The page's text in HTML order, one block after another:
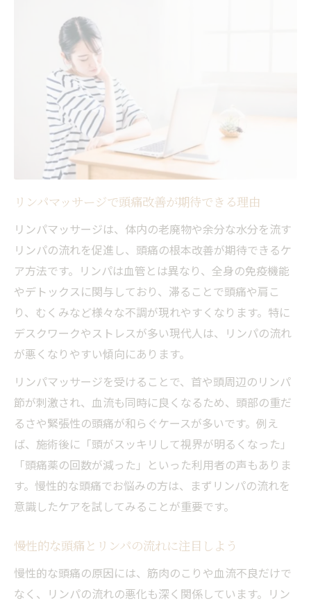
リンパの流れが悪いと現れる症状と改善策
リンパマッサージでむくみや頭痛の症状を
緩和
リンパの流れが悪い時の体調変化とは
頭痛やゴリゴリ感を感じたらケアのサイン
リンパの詰まりによる不調を見逃さない方
法
丸の内でできるリンパ流れ改善習慣を紹介
体のどこにある？リンパと頭痛の深い関係
リンパは体のどこに分布しているのか解説
頭痛と関係するリンパの場所を押さえよう
リンパマッサージが頭痛に効くメカニズム
リンパの詰まりが頭痛につながる理由とは
首や肩のリンパマッサージが頭痛予防に有
効
リンパとは何かをやさしく解説頭痛ケアの第一
歩
リンパとは何かを初心者向けに分かりやす
く解説
リンパマッサージが頭痛ケアに最適な理由
リンパの流れを整える基礎知識を身につけ
よう
頭痛改善に必要なリンパの役割を再確認し
よう
イド
リンパマッサージで頭痛改善が期待できる理由
リンパマッサージは、体内の老廃物や余分な水分を流す
リンパの流れを促進し、頭痛の根本改善が期待できるケ
ア方法です。リンパは血管とは異なり、全身の免疫機能
やデトックスに関与しており、滞ることで頭痛や肩こ
り、むくみなど様々な不調が現れやすくなります。特に
デスクワークやストレスが多い現代人は、リンパの流れ
が悪くなりやすい傾向にあります。
リンパマッサージを受けることで、首や頭周辺のリンパ
節が刺激され、血流も同時に良くなるため、頭部の重だ
るさや緊張性の頭痛が和らぐケースが多いです。例え
ば、施術後に「頭がスッキリして視界が明るくなった」
「頭痛薬の回数が減った」といった利用者の声もありま
す。慢性的な頭痛でお悩みの方は、まずリンパの流れを
意識したケアを試してみることが重要です。
慢性的な頭痛とリンパの流れに注目しよう
慢性的な頭痛の原因には、筋肉のこりや血流不良だけで
なく、リンパの流れの悪化も深く関係しています。リン